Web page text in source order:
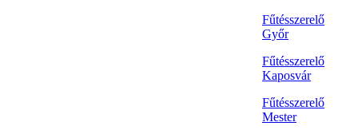
Fűtésszerelő
Győr
Fűtésszerelő
Kaposvár
Fűtésszerelő
Mester